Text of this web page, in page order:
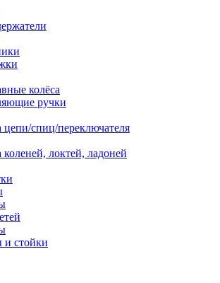
колёса
ручки
цепи/спиц/переключателя
коленей, локтей, ладоней
стойки